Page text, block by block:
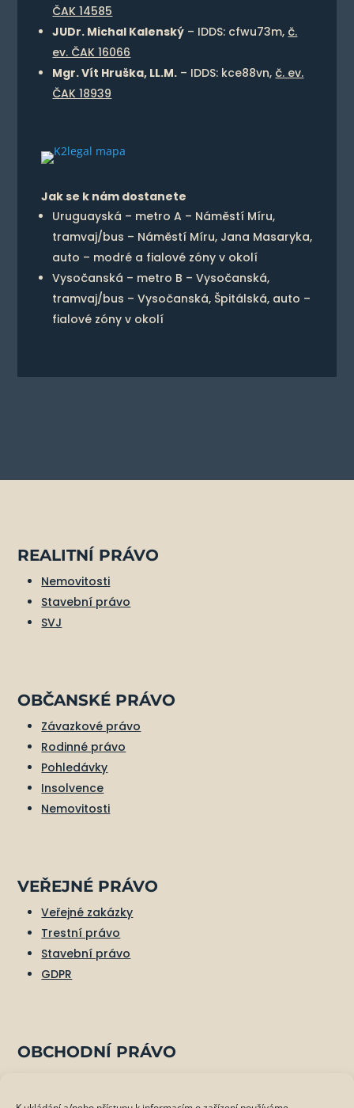
ČAK 14585
JUDr. Michal Kalenský – IDDS: cfwu73m, č.
ev. ČAK 16066
Mgr. Vít Hruška, LL.M. – IDDS: kce88vn, č. ev.
ČAK 18939
Jak se k nám dostanete
Uruguayská – metro A – Náměstí Míru,
tramvaj/bus – Náměstí Míru, Jana Masaryka,
auto – modré a fialové zóny v okolí
Vysočanská – metro B – Vysočanská,
tramvaj/bus – Vysočanská, Špitálská, auto –
fialové zóny v okolí
REALITNÍ PRÁVO
Nemovitosti
Stavební právo
SVJ
OBČANSKÉ PRÁVO
Závazkové právo
Rodinné právo
Pohledávky
Insolvence
Nemovitosti
VEŘEJNÉ PRÁVO
Veřejné zakázky
Trestní právo
Stavební právo
GDPR
OBCHODNÍ PRÁVO